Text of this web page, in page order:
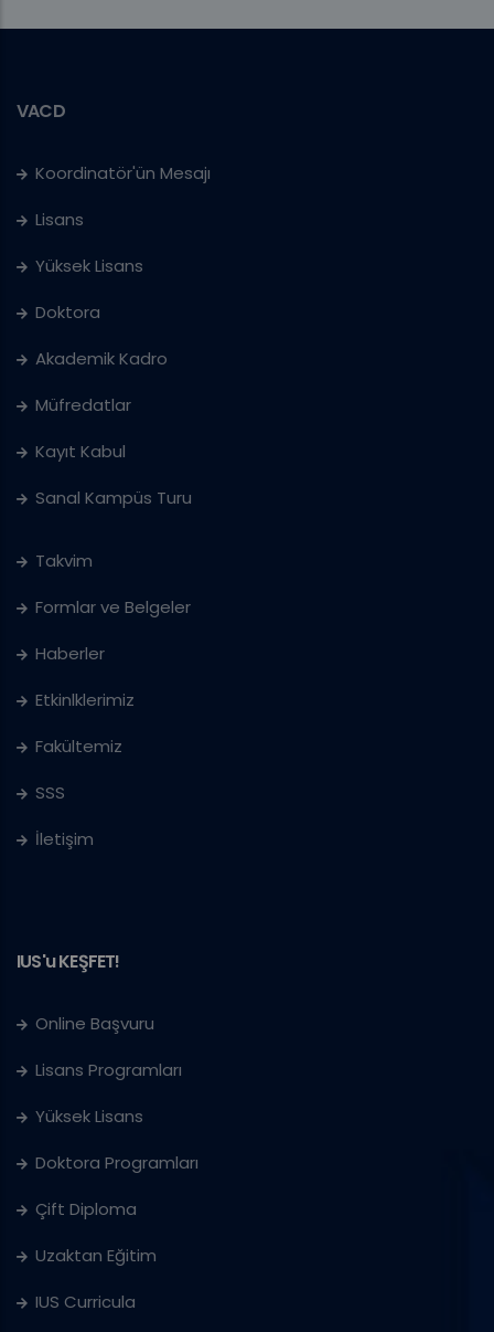
VACD
Koordinatör'ün Mesajı
Lisans
Yüksek Lisans
Doktora
Akademik Kadro
Müfredatlar
Kayıt Kabul
Sanal Kampüs Turu
Takvim
Formlar ve Belgeler
Haberler
Etkinlklerimiz
Fakültemiz
SSS
İletişim
IUS'u KEŞFET!
Online Başvuru
Lisans Programları
Yüksek Lisans
Doktora Programları
Çift Diploma
Uzaktan Eğitim
IUS Curricula